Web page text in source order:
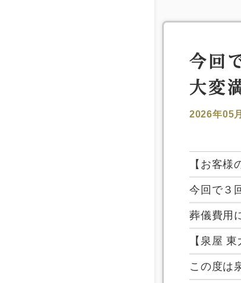
今回
大変
2026年05月
【お客様
今回で３
葬儀費用
【泉屋
この度は